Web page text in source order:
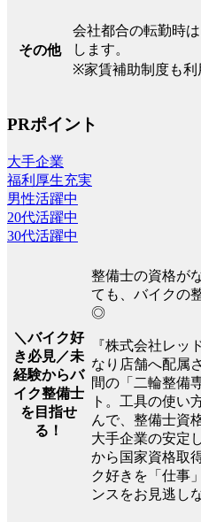
その他
会社都合の転勤時
します。
※家賃補助制度も利
PRポイント
大手企業
福利厚生充実
男性活躍中
20代活躍中
30代活躍中
＼バイク好
き必見／未
経験からバ
イク整備士
を目指せ
る！
整備士の資格が
ても、バイクの
◎
『株式会社レッ
なり店舗へ配属
間の「二輪整備
ト。工具の使い
んで、整備士資
大手企業の安定
から国家資格取
ク好きを「仕事
ンスをお見逃し